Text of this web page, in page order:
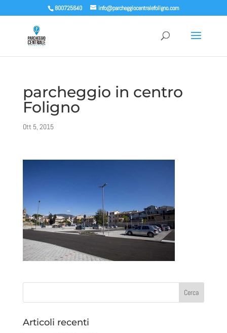
800725640 info@parcheggiocentralefoligno.com
parcheggio in centro
Foligno
Ott 5, 2015
Articoli recenti